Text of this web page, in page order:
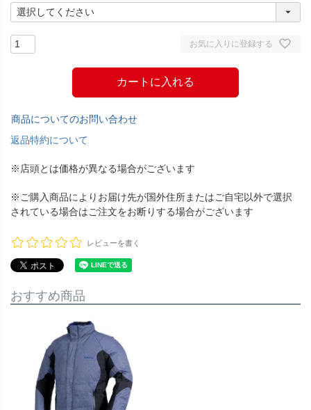
お気に入りに登録する
カートに入れる
商品についてのお問い合わせ
返品特約について
※店頭とは価格が異なる場合がございます
※ご購入商品によりお届け先が国外住所またはご自宅以外で選択
されている場合はご注文をお断りする場合がございます
レビューを書く
おすすめ商品